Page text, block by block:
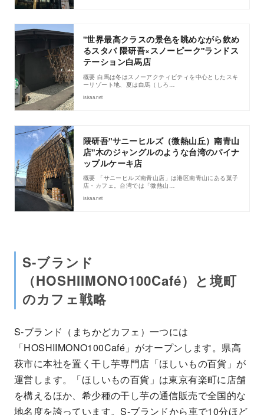
"世界最高クラスの景色を眺めながら飲め
るスタバ 隈研吾×スノーピーク"ランドス
テーション白馬店
概要 白馬は冬はスノーアクティビティを中心としたスキ
ーリゾート地、夏は白馬（しろ…
iskaa.net
隈研吾"サニーヒルズ（微熱山丘）南青山
店"木のジャングルのような台湾のパイナ
ップルケーキ店
概要 「サニーヒルズ南青山店」は港区南青山にある菓子
店・カフェ。台湾では「微熱山…
iskaa.net
S-ブランド
（HOSHIIMONO100Café）と境町
のカフェ戦略
S-ブランド（まちかどカフェ）一つには
「HOSHIIMONO100Café」がオープンします。県高
萩市に本社を置く干し芋専門店「ほしいもの百貨」が
運営します。「ほしいもの百貨」は東京有楽町に店舗
を構えるほか、希少種の干し芋の通信販売で全国的な
地名度を誇っています。S-ブランドから車で10分ほど